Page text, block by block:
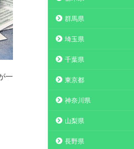
一
群馬県
埼玉県
千葉県
東京都
神奈川県
山梨県
長野県